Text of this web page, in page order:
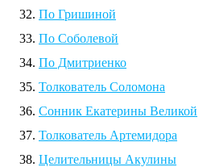
По Гришиной
По Соболевой
По Дмитриенко
Толкователь Соломона
Сонник Екатерины Великой
Толкователь Артемидора
Целительницы Акулины